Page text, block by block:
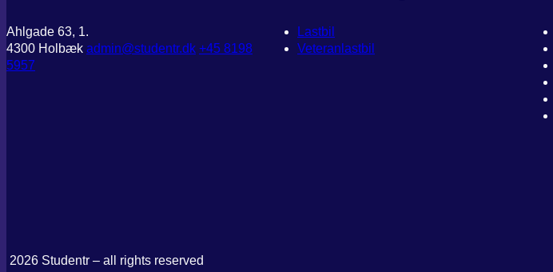
Ahlgade 63, 1.
4300 Holbæk admin@studentr.dk ‭+45 8198
5957
Lastbil
Veteranlastbil
2026 Studentr – all rights reserved